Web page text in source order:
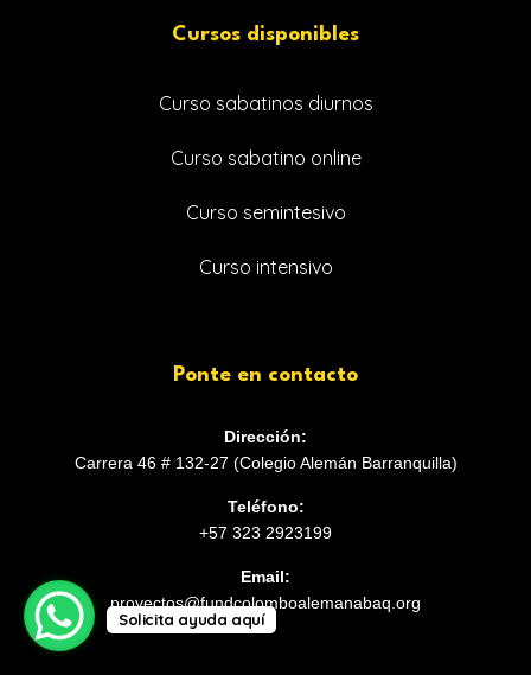
Cursos disponibles
Curso sabatinos diurnos
Curso sabatino online
Curso semintesivo
Curso intensivo
Ponte en contacto
Dirección:
Carrera 46 # 132-27 (Colegio Alemán Barranquilla)
Teléfono:
+57 323 2923199
Email:
proyectos@fundcolomboalemanabaq.org
Solicita ayuda aquí